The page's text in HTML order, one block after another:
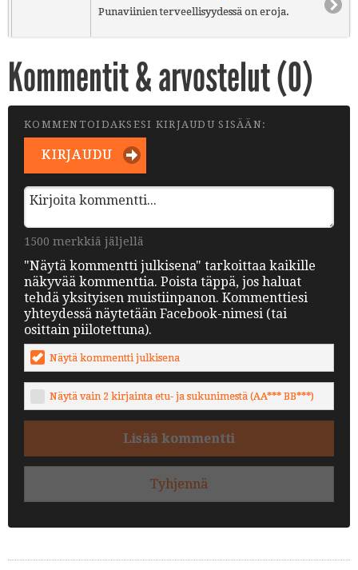
Punaviinien terveellisyydessä on eroja.
Kommentit & arvostelut (0)
KOMMENTOIDAKSESI KIRJAUDU SISÄÄN:
KIRJAUDU
1500 merkkiä jäljellä
"Näytä kommentti julkisena" tarkoittaa kaikille
näkyvää kommenttia. Poista täppä, jos haluat
tehdä yksityisen muistiinpanon. Kommenttiesi
yhteydessä näytetään Facebook-nimesi (tai
osittain piilotettuna).
Näytä kommentti julkisena
Näytä vain 2 kirjainta etu- ja sukunimestä (AA*** BB***)
Lisää kommentti
Tyhjennä